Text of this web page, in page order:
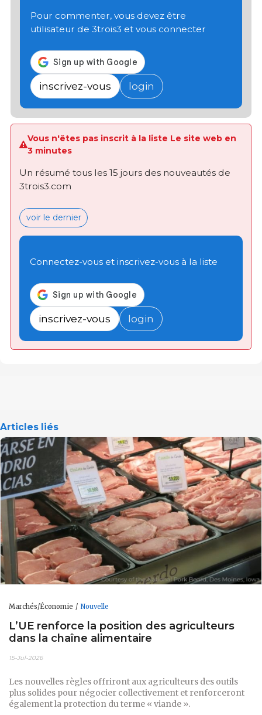
Pour commenter, vous devez être
utilisateur de 3trois3 et vous connecter
inscrivez-vous login
Vous n'êtes pas inscrit à la liste Le site web en
3 minutes
Un résumé tous les 15 jours des nouveautés de
3trois3.com
voir le dernier
Connectez-vous et inscrivez-vous à la liste
inscrivez-vous login
Articles liés
Marchés/Économie Nouvelle
L’UE renforce la position des agriculteurs
dans la chaîne alimentaire
15-Jul-2026
Les nouvelles règles offriront aux agriculteurs des outils
plus solides pour négocier collectivement et renforceront
également la protection du terme « viande ».